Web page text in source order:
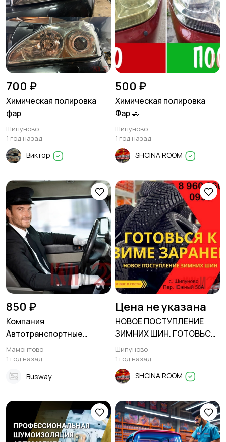
700 ₽
Химическая полировка
фар
Шипуново
1 год назад
Виктор
500 ₽
Химическая полировка
Фар 🚗
Шипуново
1 год назад
SHCINA ROOM
850 ₽
Компания
Автотранспортные
технологии (АТТ)
Мамонтово
1 год назад
Busway
Цена не указана
НОВОЕ ПОСТУПЛЕНИЕ
ЗИМНИХ ШИН. ГОТОВЬСЯ
К ЗИМЕ ЗАРАНЕЕ
Шипуново
1 год назад
SHCINA ROOM